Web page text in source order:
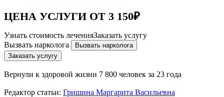
ЦЕНА УСЛУГИ ОТ 3 150₽
Узнать стоимость леченияЗаказать услугу
Вызвать нарколога
Вызвать нарколога
Заказать услугу
Вернули к здоровой жизни 7 800 человек за 23 года
Редактор статьи: Гришина Маргарита Васильевна